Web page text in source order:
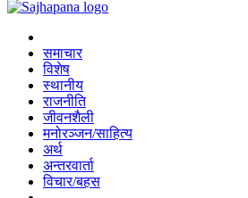
समाचार
विशेष
स्थानीय
राजनीति
जीवनशैली
मनोरञ्जन/साहित्य
अर्थ
अन्तरवार्ता
विचार/बहस